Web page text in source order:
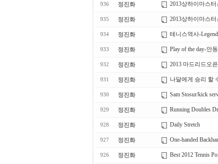
936 정진화 2013상하이마스
935 정진화 2013상하이마스
934 정진화 테니스역사-
933 정진화 Play of the day-안
932 정진화 2013 마드리드오
931 정진화 나달에게 승리 할
930 정진화 Sam Stosur/kick
929 정진화 Running Doubles
928 정진화 Daily Stretch
927 정진화 One-handed
926 정진화 Best 2012 Tennis